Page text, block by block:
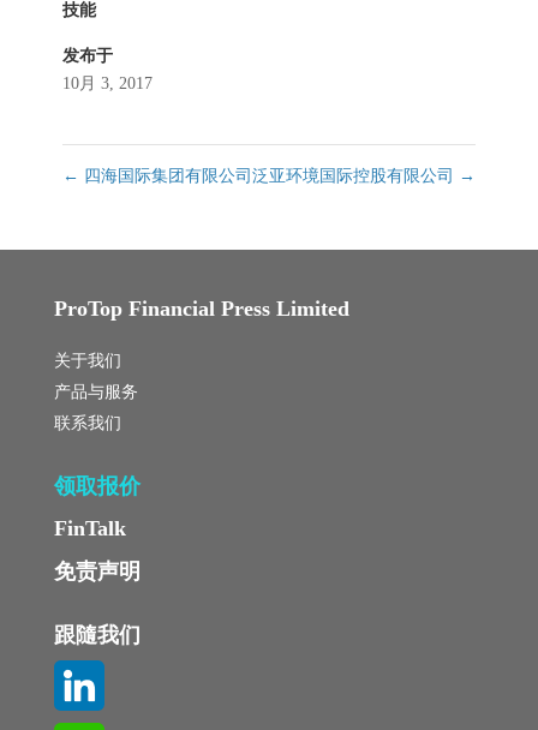
技能
发布于
10月 3, 2017
← 四海国际集团有限公司 泛亚环境国际控股有限公司 →
ProTop Financial Press Limited
关于我们
产品与服务
联系我们
领取报价
FinTalk
免责声明
跟隨我们